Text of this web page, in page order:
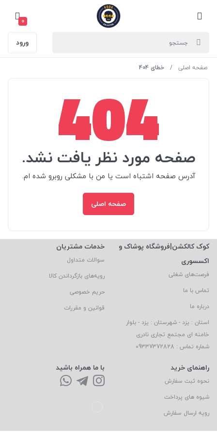
0
ورود
صفحه اصلی خطای 404
404
صفحه مورد نظر یافت نشد.
آدرس صفحه اشتباه است یا من با مشکلی روبرو شده ام.
صفحه اصلی
کوک کالکشن|فروشگاه پوشاک و
اکسسوری
فرصت‌های شغلی
تماس با ما
درباره ما
استان : یزد - شهرستان : یزد - بلوار
خامنه ای مجتمع تجاری نادری
شماره تماس : 09337372828
خدمات مشتریان
سوالات متداول
رویه‌های بازگرداندن کالا
حریم خصوصی
قوانین و مقررات
راهنمای خرید
نحوه ثبت سفارش
شیوه های پرداخت
رویه ارسال سفارش
با ما همراه باشید